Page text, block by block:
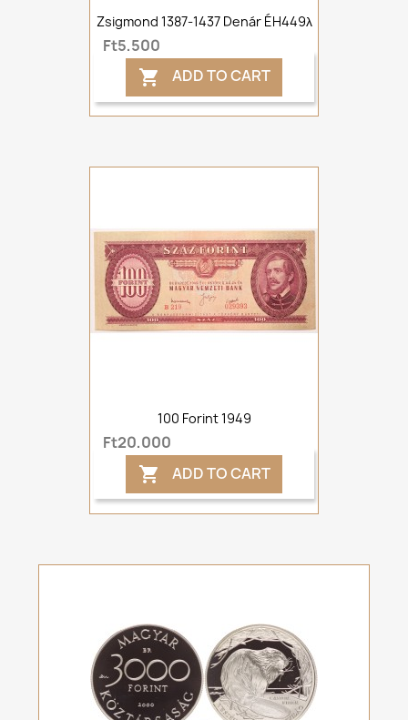
Zsigmond 1387-1437 Denár ÉH449λ
Ft5,500
 ADD TO CART
100 Forint 1949
Ft20,000
 ADD TO CART